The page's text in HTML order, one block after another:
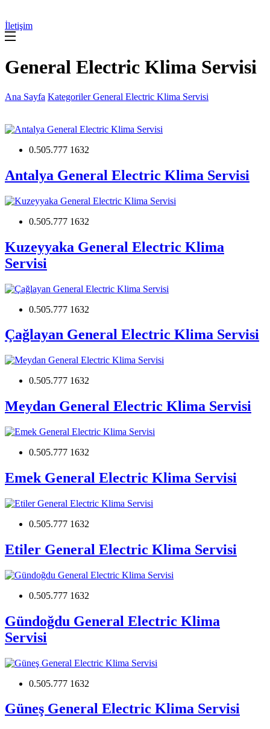
İletişim
General Electric Klima Servisi
Ana Sayfa KategorilerGeneral Electric Klima Servisi
0.505.777 1632
Antalya General Electric Klima Servisi
0.505.777 1632
Kuzeyyaka General Electric Klima
Servisi
0.505.777 1632
Çağlayan General Electric Klima Servisi
0.505.777 1632
Meydan General Electric Klima Servisi
0.505.777 1632
Emek General Electric Klima Servisi
0.505.777 1632
Etiler General Electric Klima Servisi
0.505.777 1632
Gündoğdu General Electric Klima
Servisi
0.505.777 1632
Güneş General Electric Klima Servisi